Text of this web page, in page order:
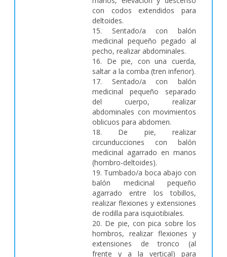
con codos extendidos para
deltoides.
15. Sentado/a con balón
medicinal pequeño pegado al
pecho, realizar abdominales.
16. De pie, con una cuerda,
saltar a la comba (tren inferior).
17. Sentado/a con balón
medicinal pequeño separado
del cuerpo, realizar
abdominales con movimientos
oblicuos para abdomen.
18. De pie, realizar
circunducciones con balón
medicinal agarrado en manos
(hombro-deltoides).
19. Tumbado/a boca abajo con
balón medicinal pequeño
agarrado entre los tobillos,
realizar flexiones y extensiones
de rodilla para isquiotibiales.
20. De pie, con pica sobre los
hombros, realizar flexiones y
extensiones de tronco (al
frente y a la vertical) para